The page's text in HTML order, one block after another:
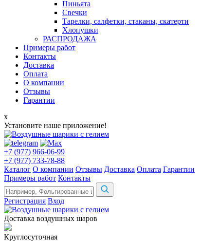
Пиньята
Свечки
Тарелки, салфетки, стаканы, скатерти
Хлопушки
РАСПРОДАЖА
Примеры работ
Контакты
Доставка
Оплата
О компании
Отзывы
Гарантии
x
Установите наше приложение!
+7 (977) 966-06-99
+7 (977) 733-78-88
Каталог О компании Отзывы Доставка Оплата Гарантии
Примеры работ Контакты
Регистрация Вход
Доставка воздушных шаров
Круглосуточная